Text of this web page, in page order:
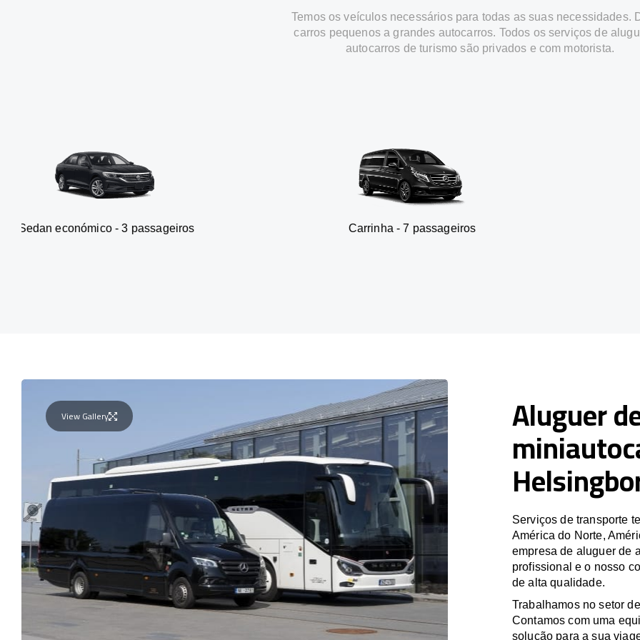
Temos os veículos necessários para todas as suas necessidades.
carros pequenos a grandes autocarros. Todos os serviços de
autocarros de turismo são privados e com motorista.
- 3 passageiros Carrinha - 7 passageiros SUV - 3
View Gallery Aluguer
Serviços de transporte
América do Norte,
empresa de aluguer de
profissional e o nosso
de alta qualidade.
Trabalhamos no setor
Contamos com uma
solução para a sua